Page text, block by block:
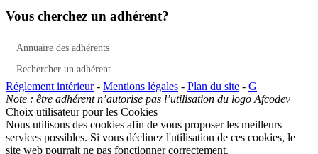
Vous cherchez un adhérent?
Annuaire des adhérents
Rechercher un adhérent
Réglement intérieur- Mentions légales - Plan du site - G
Note : être adhérent n’autorise pas l’utilisation du logo Afcodev
Choix utilisateur pour les Cookies
Nous utilisons des cookies afin de vous proposer les meilleurs
services possibles. Si vous déclinez l'utilisation de ces cookies, le
site web pourrait ne pas fonctionner correctement.